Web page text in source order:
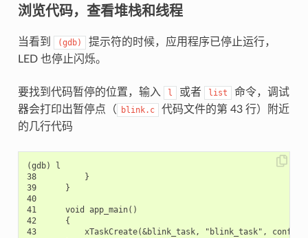
浏览代码，查看堆栈和线程
当看到 (gdb)
提示符的时候，应用程序已停止运行，
LED 也停止闪烁。
要找到代码暂停的位置，输入 l 或者 list
命令，调试
器会打印出暂停点（
blink.c
代码文件的第 43 行）附近
的几行代码
(gdb) l
38          }
39      }
40
41      void app_main()
42      {
43          xTaskCreate(&blink_task, "blink_task",